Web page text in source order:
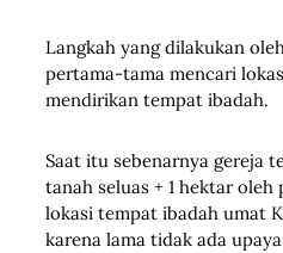
Langkah yang dilakukan
pertama-tama mencari
mendirikan tempat ibadah.
Saat itu sebenarnya gereja
tanah seluas + 1 hektar oleh
lokasi tempat ibadah umat
karena lama tidak ada